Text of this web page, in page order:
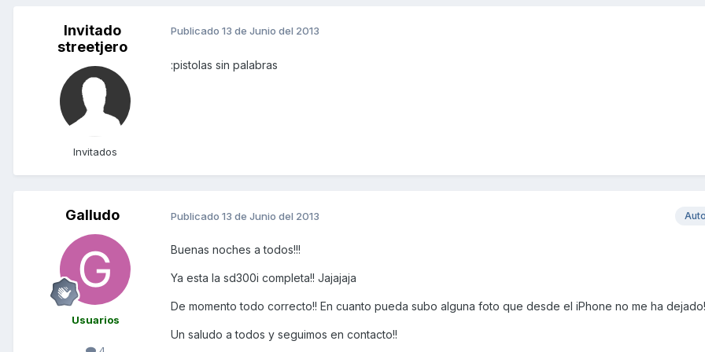
Invitado
streetjero
Invitados
Publicado 13 de Junio del 2013
:pistolas sin palabras
Galludo
Usuarios
Publicado 13 de Junio del 2013
Buenas noches a todos!!!
Ya esta la sd300i completa!! Jajajaja
De momento todo correcto!! En cuanto pueda subo alguna foto que desde el iPhone no me ha dejado!
Un saludo a todos y seguimos en contacto!!